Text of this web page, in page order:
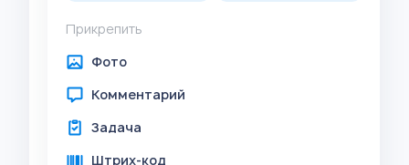
Прикрепить
Фото
Комментарий
Задача
Штрих-код